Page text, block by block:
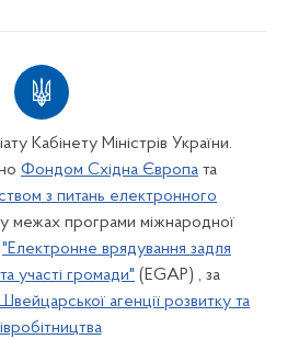
Кабінету Міністрів України.
Фондом Східна Європа та
з питань електронного
у межах програми міжнародної
"Електронне врядування задля
участі громади" (EGAP) , за
Швейцарської агенції розвитку та